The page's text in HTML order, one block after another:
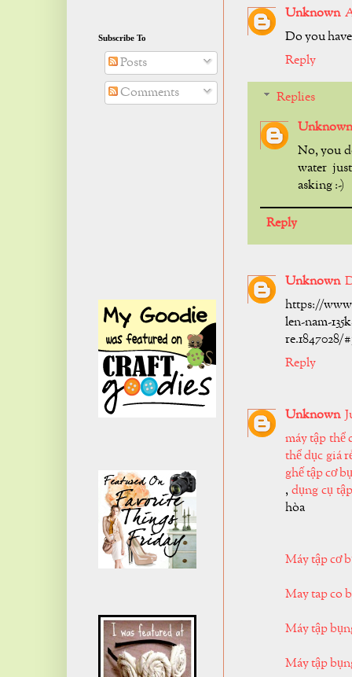
Unknown
Do you
Reply
Replies
Unknown
No, you
water
asking :-)
Reply
Unknown
https://
len-nam-
re.1847028/
Reply
Unknown
máy tập thể
thể dục giá
ghế tập cơ
, dụng cụ
hòa
Máy tập cơ
May tap co
Máy tập
Máy tập
Subscribe To
Posts
Comments